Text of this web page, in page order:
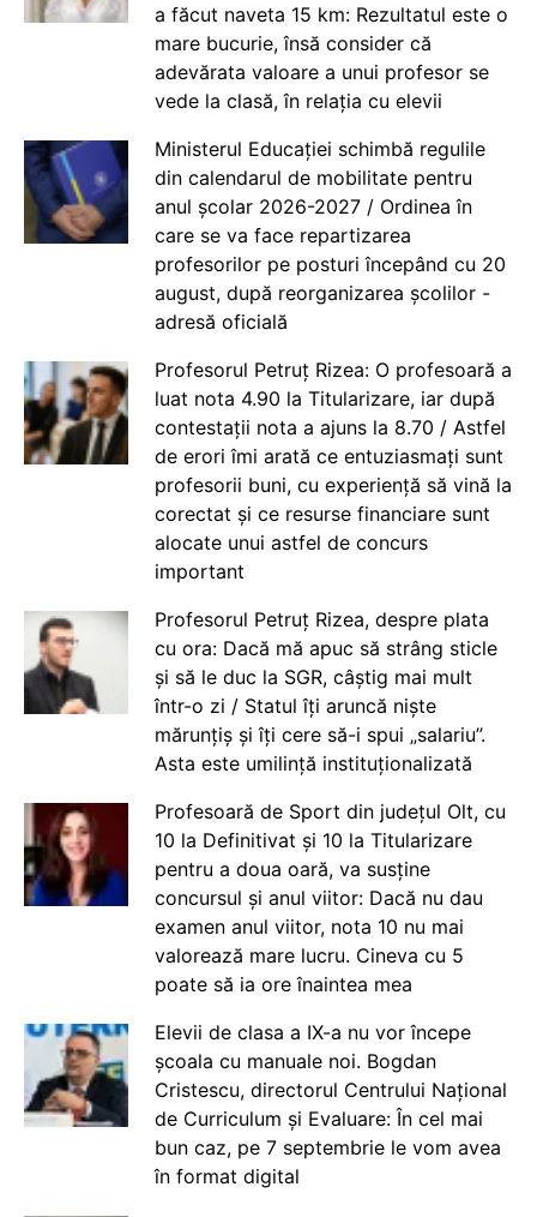
a făcut naveta 15 km: Rezultatul este o
mare bucurie, însă consider că
adevărata valoare a unui profesor se
vede la clasă, în relația cu elevii
Ministerul Educației schimbă regulile
din calendarul de mobilitate pentru
anul școlar 2026-2027 / Ordinea în
care se va face repartizarea
profesorilor pe posturi începând cu 20
august, după reorganizarea școlilor -
adresă oficială
Profesorul Petruț Rizea: O profesoară a
luat nota 4.90 la Titularizare, iar după
contestații nota a ajuns la 8.70 / Astfel
de erori îmi arată ce entuziasmați sunt
profesorii buni, cu experiență să vină la
corectat și ce resurse financiare sunt
alocate unui astfel de concurs
important
Profesorul Petruț Rizea, despre plata
cu ora: Dacă mă apuc să strâng sticle
și să le duc la SGR, câștig mai mult
într-o zi / Statul îți aruncă niște
mărunțiș și îți cere să-i spui „salariu”.
Asta este umilință instituționalizată
Profesoară de Sport din județul Olt, cu
10 la Definitivat și 10 la Titularizare
pentru a doua oară, va susține
concursul și anul viitor: Dacă nu dau
examen anul viitor, nota 10 nu mai
valorează mare lucru. Cineva cu 5
poate să ia ore înaintea mea
Elevii de clasa a IX-a nu vor începe
școala cu manuale noi. Bogdan
Cristescu, directorul Centrului Național
de Curriculum și Evaluare: În cel mai
bun caz, pe 7 septembrie le vom avea
în format digital